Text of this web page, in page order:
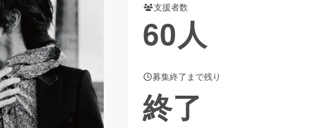
ビューティー・ヘルスケア
Social Good CAMPFIRE Creation
るさと納税
コミュニティ
支援者数
60人
募集終了まで残り
終了